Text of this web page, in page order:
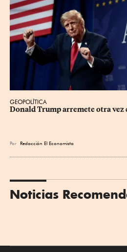
GEOPOLÍTICA
Donald Trump arremete otra vez
Por Redacción El Economista
Noticias